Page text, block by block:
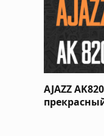
AJAZZ